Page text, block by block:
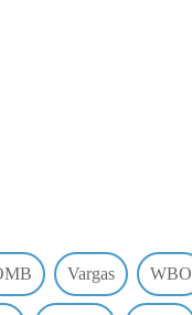
Vargas WBO